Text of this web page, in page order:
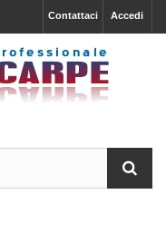
Accedi
Contattaci